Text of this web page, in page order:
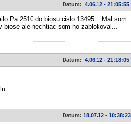
Datum: 4.06.12 - 21:05:55
Pa 2510 do biosu cislo 13495... Mal som
ale nechtiac som ho zablokoval...
Datum: 4.06.12 - 21:18:05
Datum: 18.07.12 - 10:38:23